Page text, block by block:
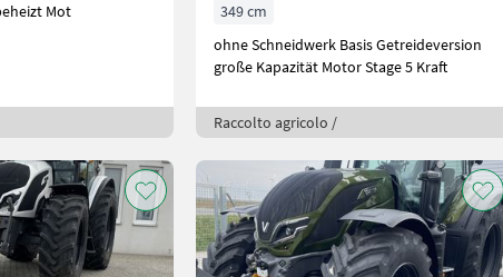
Mot
349 cm
ohne Schneidwerk Basis Getreideversion
große Kapazität Motor Stage 5 Kraft
Raccolto agricolo /